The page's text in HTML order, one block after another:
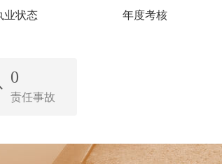
业状态 年度考核
0
责任事故